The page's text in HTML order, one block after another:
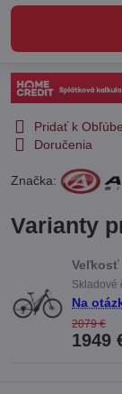
Pridať k
Doručenia
Značka:
Varianty
Veľkosť
Skladové
Na
2079 €
1949